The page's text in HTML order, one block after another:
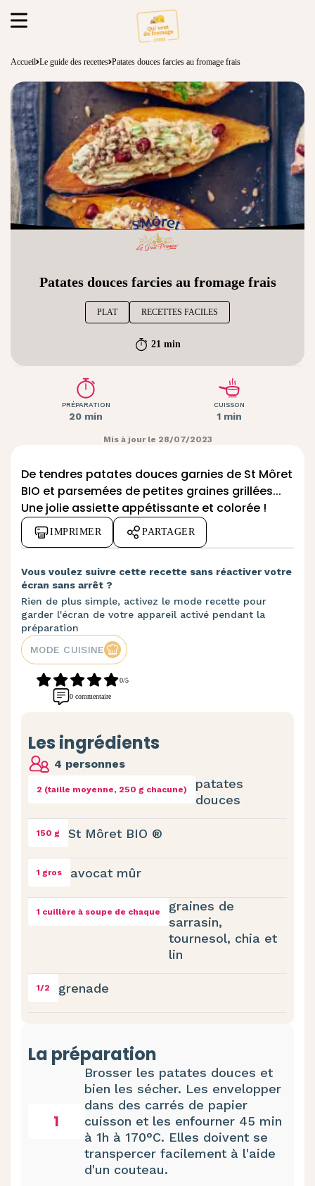
Accueil Le guide des recettes Patates douces farcies au fromage frais
Patates douces farcies au fromage frais
PLAT RECETTES FACILES
21 min
PRÉPARATION
20 min
CUISSON
1 min
Mis à jour le 28/07/2023
De tendres patates douces garnies de St Môret
BIO et parsemées de petites graines grillées...
Une jolie assiette appétissante et colorée !
IMPRIMER PARTAGER
Vous voulez suivre cette recette sans réactiver votre
écran sans arrêt ?
Rien de plus simple, activez le mode recette pour
garder l'écran de votre appareil activé pendant la
préparation
MODE CUISINE
0/5
0 commentaire
Les ingrédients
4 personnes
2 (taille moyenne, 250 g chacune)
patates
douces
150 g St Môret BIO ®
1 gros avocat mûr
1 cuillère à soupe de chaque
graines de
sarrasin,
tournesol, chia et
lin
1/2 grenade
La préparation
1
Brosser les patates douces et
bien les sécher. Les envelopper
dans des carrés de papier
cuisson et les enfourner 45 min
à 1h à 170°C. Elles doivent se
transpercer facilement à l'aide
d'un couteau.